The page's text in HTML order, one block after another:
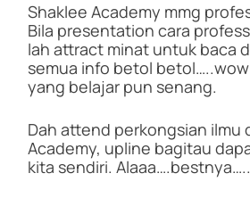
Shaklee Academy mmg
Bila presentation cara
lah attract minat untuk baca
semua info betol
yang belajar pun senang.
Dah attend perkongsian ilmu
Academy, upline bagitau
kita sendiri.